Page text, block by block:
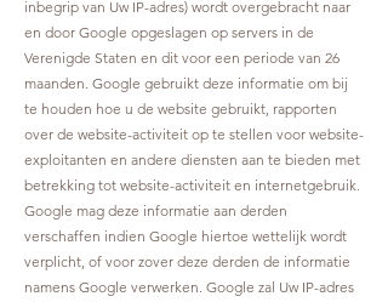
inbegrip van Uw IP-adres) wordt overgebracht naar
en door Google opgeslagen op servers in de
Verenigde Staten en dit voor een periode van 26
maanden. Google gebruikt deze informatie om bij
te houden hoe u de website gebruikt, rapporten
over de website-activiteit op te stellen voor website-
exploitanten en andere diensten aan te bieden met
betrekking tot website-activiteit en internetgebruik.
Google mag deze informatie aan derden
verschaffen indien Google hiertoe wettelijk wordt
verplicht, of voor zover deze derden de informatie
namens Google verwerken. Google zal Uw IP-adres